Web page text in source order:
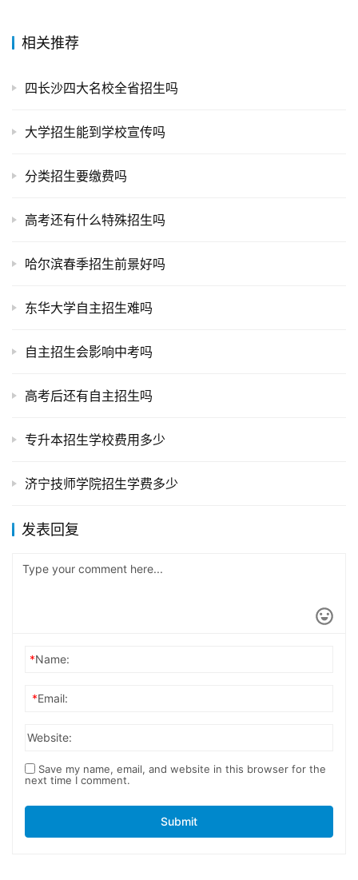
相关推荐
四长沙四大名校全省招生吗
大学招生能到学校宣传吗
分类招生要缴费吗
高考还有什么特殊招生吗
哈尔滨春季招生前景好吗
东华大学自主招生难吗
自主招生会影响中考吗
高考后还有自主招生吗
专升本招生学校费用多少
济宁技师学院招生学费多少
发表回复
*Name:
*Email:
Website:
Save my name, email, and website in this browser for the
next time I comment.
Submit